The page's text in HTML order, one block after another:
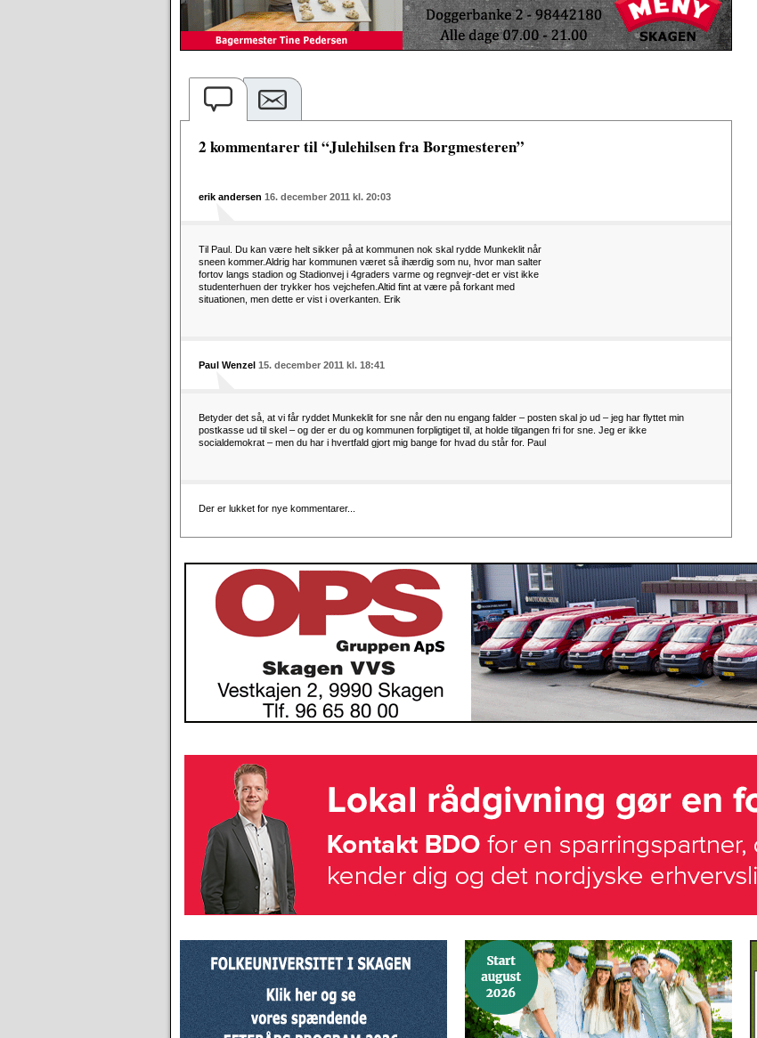
2 kommentarer til “Julehilsen fra Borgmesteren”
erik andersen 16. december 2011 kl. 20:03
Til Paul. Du kan være helt sikker på at kommunen nok skal rydde Munkeklit når
sneen kommer.Aldrig har kommunen været så ihærdig som nu, hvor man salter
fortov langs stadion og Stadionvej i 4graders varme og regnvejr-det er vist ikke
studenterhuen der trykker hos vejchefen.Altid fint at være på forkant med
situationen, men dette er vist i overkanten. Erik
Paul Wenzel 15. december 2011 kl. 18:41
Betyder det så, at vi får ryddet Munkeklit for sne når den nu engang falder – posten skal jo ud – jeg har flyttet min
postkasse ud til skel – og der er du og kommunen forpligtiget til, at holde tilgangen fri for sne. Jeg er ikke
socialdemokrat – men du har i hvertfald gjort mig bange for hvad du står for. Paul
Der er lukket for nye kommentarer...